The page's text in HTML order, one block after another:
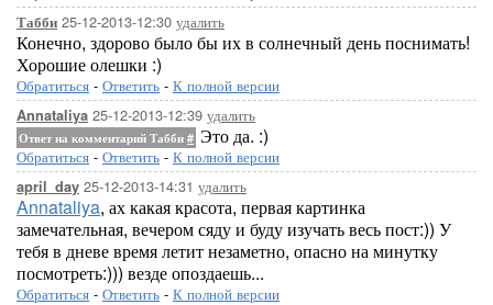
Табби 25-12-2013-12:30 удалить
Конечно, здорово было бы их в солнечный день поснимать!
Хорошие олешки :)
Обратиться - Ответить - К полной версии
Annataliya 25-12-2013-12:39 удалить
Ответ на комментарий Табби # Это да. :)
Обратиться - Ответить - К полной версии
april_day 25-12-2013-14:31 удалить
Annataliya, ах какая красота, первая картинка
замечательная, вечером сяду и буду изучать весь пост:)) У
тебя в дневе время летит незаметно, опасно на минутку
посмотреть:))) везде опоздаешь...
Обратиться - Ответить - К полной версии